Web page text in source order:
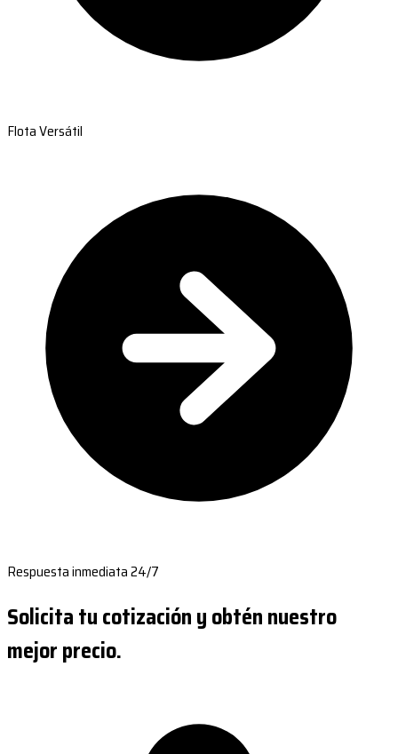
Flota Versátil
Respuesta inmediata 24/7
Solicita tu cotización y obtén nuestro
mejor precio.